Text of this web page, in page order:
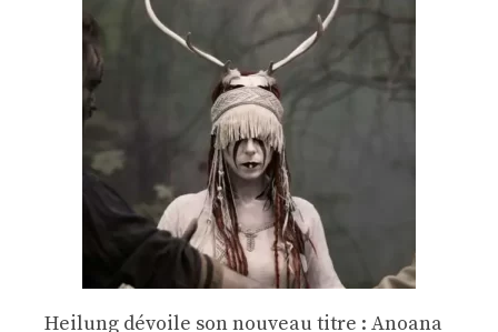
Heilung dévoile son nouveau titre : Anoana